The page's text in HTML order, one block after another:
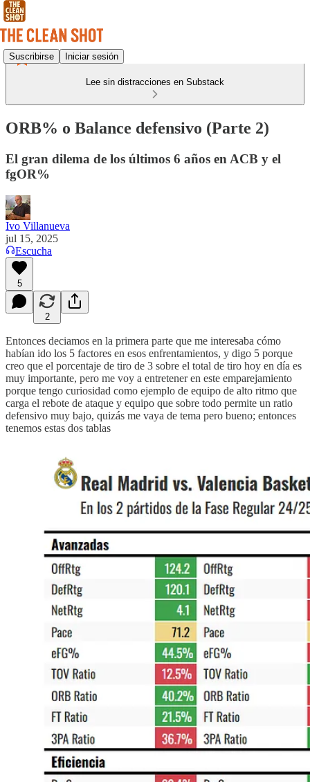
Suscribirse Iniciar sesión
Lee sin distracciones en Substack
ORB% o Balance defensivo (Parte 2)
El gran dilema de los últimos 6 años en ACB y el
fgOR%
Ivo Villanueva
jul 15, 2025
Escucha
5
2
Entonces deciamos en la primera parte que me interesaba cómo
habían ido los 5 factores en esos enfrentamientos, y digo 5 porque
creo que el porcentaje de tiro de 3 sobre el total de tiro hoy en día es
muy importante, pero me voy a entretener en este emparejamiento
porque tengo curiosidad como ejemplo de equipo de alto ritmo que
carga el rebote de ataque y equipo que sobre todo permite un ratio
defensivo muy bajo, quizás me vaya de tema pero bueno; entonces
tenemos estas dos tablas